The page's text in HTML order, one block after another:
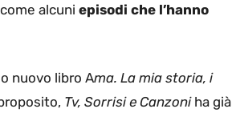
alcuni episodi che l’hanno
nuovo libro Ama. La mia storia, i
Tv, Sorrisi e Canzoni ha già